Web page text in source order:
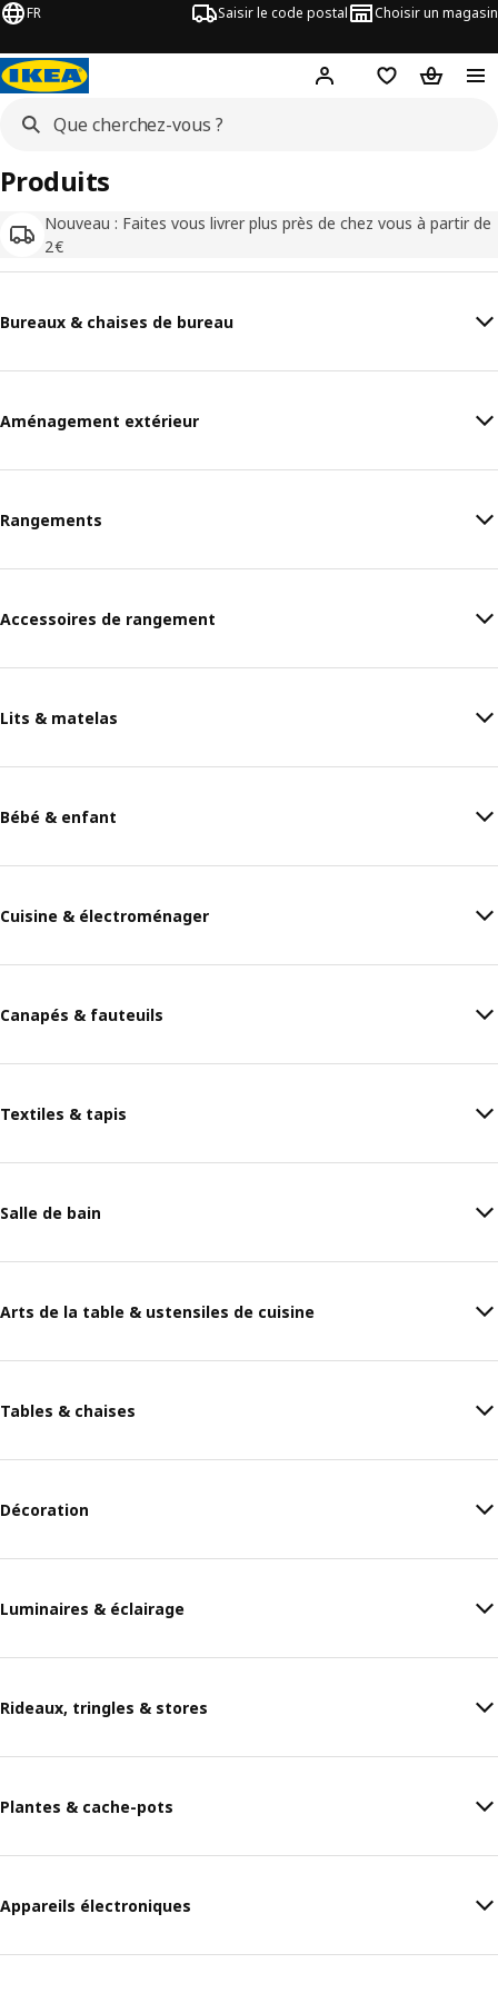
FR Saisir le code postal Choisir un magasin
Mon compteFavorisPanier
Nouveau : Faites vous livrer plus près de chez vous à partir de
2€
Produits
Bureaux & chaises de bureau
Aménagement extérieur
Rangements
Accessoires de rangement
Lits & matelas
Bébé & enfant
Cuisine & électroménager
Canapés & fauteuils
Textiles & tapis
Salle de bain
Arts de la table & ustensiles de cuisine
Tables & chaises
Décoration
Luminaires & éclairage
Rideaux, tringles & stores
Plantes & cache-pots
Appareils électroniques